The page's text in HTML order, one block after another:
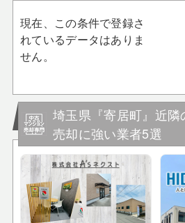
現在、この条件で登録さ
れているデータはありま
せん。
埼玉県『寄居町』近
売却に強い業者5選